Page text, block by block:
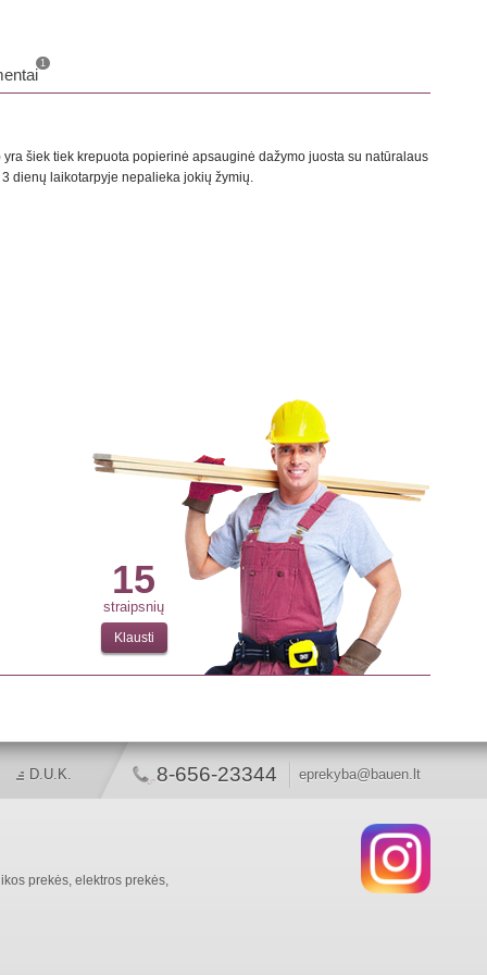
1
šiek tiek krepuota popierinė apsauginė dažymo juosta su natūralaus
dienų laikotarpyje nepalieka jokių žymių.
15
straipsnių
Klausti
D.U.K. 8-656-23344 eprekyba@bauen.lt
prekės, elektros prekės,